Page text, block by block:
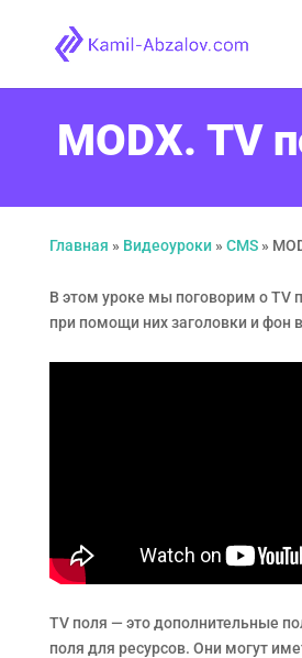
MODX. TV
Главная » Видеоуроки » CMS»
В этом уроке мы поговорим о TV
при помощи них заголовки и фон
TV поля — это дополнительные
поля для ресурсов. Они могут